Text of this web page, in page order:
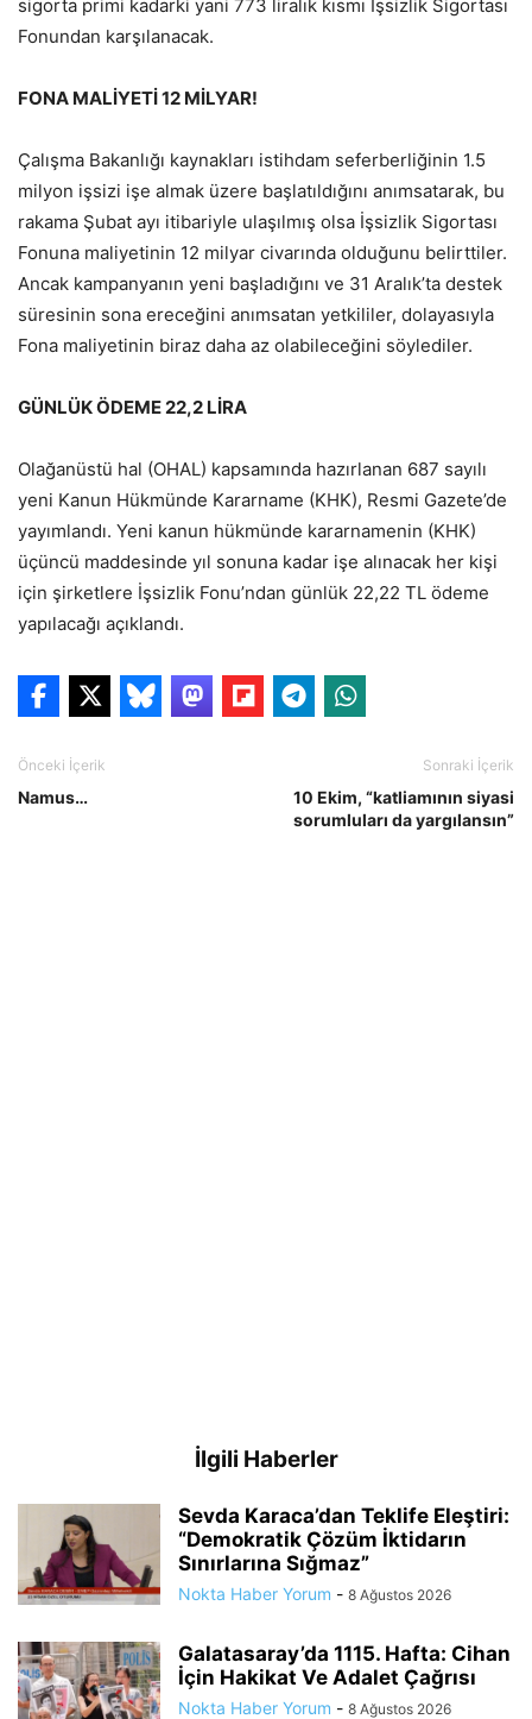
sigorta primi kadarki yani 773 liralık kısmı İşsizlik Sigortası
Fonundan karşılanacak.
FONA MALİYETİ 12 MİLYAR!
Çalışma Bakanlığı kaynakları istihdam seferberliğinin 1.5
milyon işsizi işe almak üzere başlatıldığını anımsatarak, bu
rakama Şubat ayı itibariyle ulaşılmış olsa İşsizlik Sigortası
Fonuna maliyetinin 12 milyar civarında olduğunu belirttiler.
Ancak kampanyanın yeni başladığını ve 31 Aralık’ta destek
süresinin sona ereceğini anımsatan yetkililer, dolayasıyla
Fona maliyetinin biraz daha az olabileceğini söylediler.
GÜNLÜK ÖDEME 22,2 LİRA
Olağanüstü hal (OHAL) kapsamında hazırlanan 687 sayılı
yeni Kanun Hükmünde Kararname (KHK), Resmi Gazete’de
yayımlandı. Yeni kanun hükmünde kararnamenin (KHK)
üçüncü maddesinde yıl sonuna kadar işe alınacak her kişi
için şirketlere İşsizlik Fonu’ndan günlük 22,22 TL ödeme
yapılacağı açıklandı.
Önceki İçerik
Namus…
Sonraki İçerik
10 Ekim, “katliamının siyasi
sorumluları da yargılansın”
İlgili Haberler
Sevda Karaca’dan Teklife Eleştiri:
“Demokratik Çözüm İktidarın
Sınırlarına Sığmaz”
Nokta Haber Yorum - 8 Ağustos 2026
Galatasaray’da 1115. Hafta: Cihan
İçin Hakikat Ve Adalet Çağrısı
Nokta Haber Yorum - 8 Ağustos 2026